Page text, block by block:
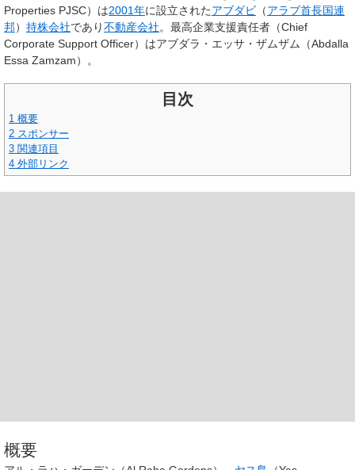
Properties PJSC）は2001年に設立されたアブダビ （アラブ首長国連
邦） 持株会社であり不動産会社。最高企業支援責任者（Chief
Corporate Support Officer）はアブダラ・エッサ・ザムザム（Abdalla
Essa Zamzam）。
目次
1 概要
2 スポンサー
3 関連項目
4 外部リンク
概要